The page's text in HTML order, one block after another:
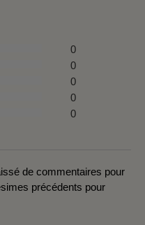
0
0
0
0
0
de commentaires pour
précédents pour